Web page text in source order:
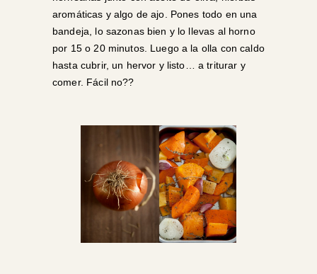
aromáticas y algo de ajo. Pones todo en una
bandeja, lo sazonas bien y lo llevas al horno
por 15 o 20 minutos. Luego a la olla con caldo
hasta cubrir, un hervor y listo… a triturar y
comer. Fácil no??